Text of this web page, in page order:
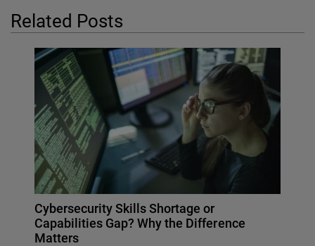
Related Posts
Cybersecurity Skills Shortage or
Capabilities Gap? Why the Difference
Matters